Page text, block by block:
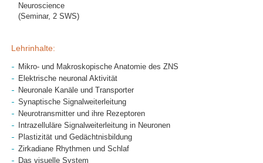
Neuroscience
(Seminar, 2 SWS)
Lehrinhalte:
Mikro- und Makroskopische Anatomie des ZNS
Elektrische neuronal Aktivität
Neuronale Kanäle und Transporter
Synaptische Signalweiterleitung
Neurotransmitter und ihre Rezeptoren
Intrazelluläre Signalweiterleitung in Neuronen
Plastizität und Gedächtnisbildung
Zirkadiane Rhythmen und Schlaf
Das visuelle System